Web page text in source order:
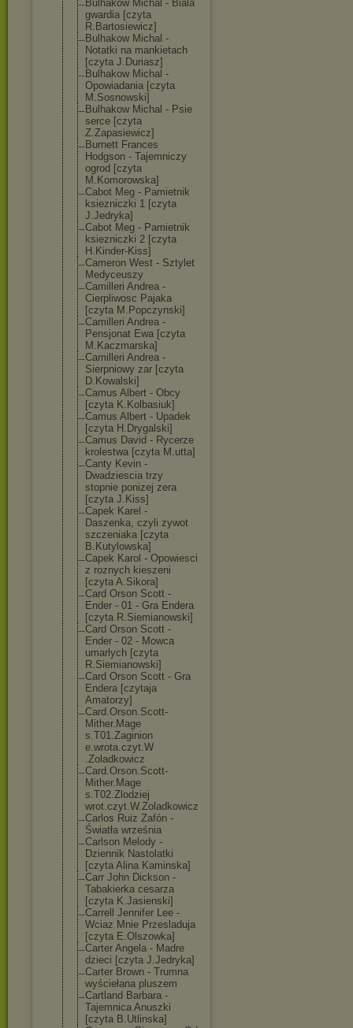
Bulhakow Michal - Biala
gwardia [czyta
R.Bartosiewicz]
Bulhakow Michal -
Notatki na mankietach
[czyta J.Duriasz]
Bulhakow Michal -
Opowiadania [czyta
M.Sosnowski]
Bulhakow Michal - Psie
serce [czyta
Z.Zapasiewicz]
Burnett Frances
Hodgson - Tajemniczy
ogrod [czyta
M.Komorowska]
Cabot Meg - Pamietnik
ksiezniczki 1 [czyta
J.Jedryka]
Cabot Meg - Pamietnik
ksiezniczki 2 [czyta
H.Kinder-Kiss]
Cameron West - Sztylet
Medyceuszy
Camilleri Andrea -
Cierpliwosc Pajaka
[czyta M.Popczynski]
Camilleri Andrea -
Pensjonat Ewa [czyta
M.Kaczmarska]
Camilleri Andrea -
Sierpniowy zar [czyta
D.Kowalski]
Camus Albert - Obcy
[czyta K.Kolbasiuk]
Camus Albert - Upadek
[czyta H.Drygalski]
Camus David - Rycerze
krolestwa [czyta M.utta]
Canty Kevin -
Dwadziescia trzy
stopnie ponizej zera
[czyta J.Kiss]
Capek Karel -
Daszenka, czyli zywot
szczeniaka [czyta
B.Kutylowska]
Capek Karol - Opowiesci
z roznych kieszeni
[czyta A.Sikora]
Card Orson Scott -
Ender - 01 - Gra Endera
[czyta R.Siemianowski]
Card Orson Scott -
Ender - 02 - Mowca
umarlych [czyta
R.Siemianowski]
Card Orson Scott - Gra
Endera [czytaja
Amatorzy]
Card.Orson.Scott-
Mither.Mage
s.T01.Zaginion
e.wrota.czyt.W
.Zoladkowicz
Card.Orson.Scott-
Mither.Mage
s.T02.Zlodziej
wrot.czyt.W.Zo ladkowicz
Carlos Ruiz Zafón -
Światła września
Carlson Melody -
Dziennik Nastolatki
[czyta Alina Kaminska]
Carr John Dickson -
Tabakierka cesarza
[czyta K.Jasienski]
Carrell Jennifer Lee -
Wciaz Mnie Przesladuja
[czyta E.Olszowka]
Carter Angela - Madre
dzieci [czyta J.Jedryka]
Carter Brown - Trumna
wyściełana pluszem
Cartland Barbara -
Tajemnica Anuszki
[czyta B.Utlinska]